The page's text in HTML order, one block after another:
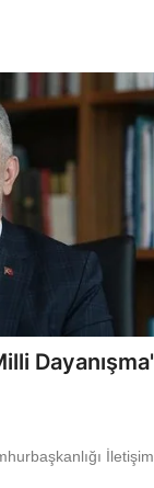
Dayanışma'
İletişim